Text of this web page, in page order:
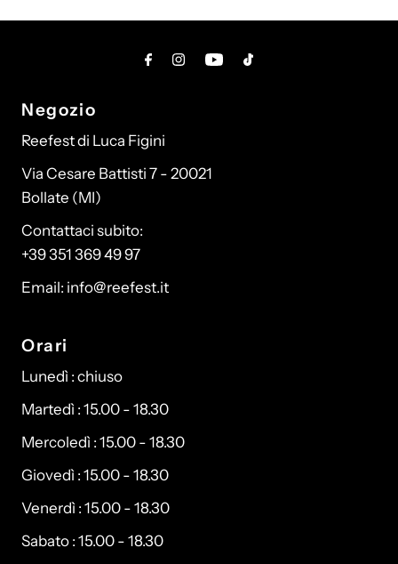
Negozio
Reefest di Luca Figini
Via Cesare Battisti 7 - 20021
Bollate (MI)
Contattaci subito:
+39 351 369 49 97
Email: info@reefest.it
Orari
Lunedì : chiuso
Martedì : 15.00 - 18.30
Mercoledì : 15.00 - 18.30
Giovedì : 15.00 - 18.30
Venerdì : 15.00 - 18.30
Sabato : 15.00 - 18.30